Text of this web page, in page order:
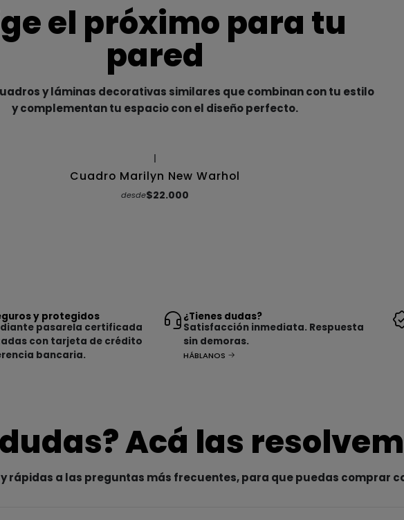
el próximo para tu
pared
y láminas decorativas similares que combinan con tu estilo
y complementan tu espacio con el diseño perfecto.
Cuadro Marilyn New Warhol
desde$22.000
y protegidos
pasarela certificada
con tarjeta de crédito
bancaria.
¿Tienes dudas?
Satisfacción inmediata. Respuesta
sin demoras.
HÁBLANOS
Acá las
rápidas a las preguntas más frecuentes, para que puedas comprar